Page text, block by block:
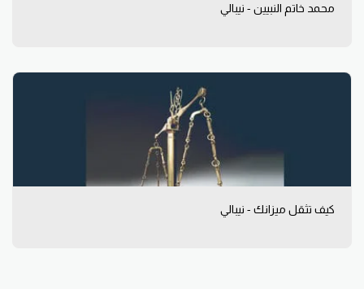
محمد خاتم النبيين - نيبالي
كيف تثقل ميزانك - نيبالي